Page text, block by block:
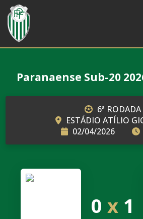
Paranaense Sub-20
6ª RODADA
ESTÁDIO ATÍLIO
02/04/2026
0 x 1